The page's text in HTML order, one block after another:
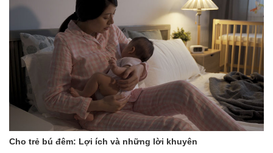
Cho trẻ bú đêm: Lợi ích và những lời khuyên